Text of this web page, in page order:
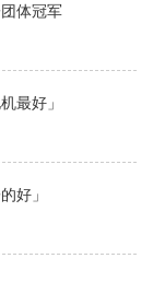
体冠军
最好」
好」